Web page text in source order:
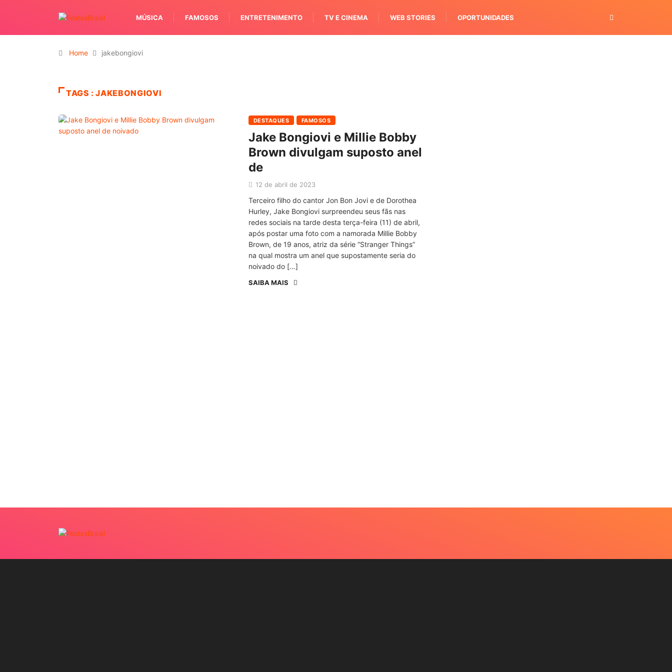
MÚSICA FAMOSOS ENTRETENIMENTO TV E CINEMA WEB STORIES OPORTUNIDADES
Home jakebongiovi
TAGS : JAKEBONGIOVI
DESTAQUES FAMOSOS
Jake Bongiovi e Millie Bobby
Brown divulgam suposto anel
de
12 de abril de 2023
Terceiro filho do cantor Jon Bon Jovi e de Dorothea
Hurley, Jake Bongiovi surpreendeu seus fãs nas
redes sociais na tarde desta terça-feira (11) de abril,
após postar uma foto com a namorada Millie Bobby
Brown, de 19 anos, atriz da série “Stranger Things”
na qual mostra um anel que supostamente seria do
noivado do […]
SAIBA MAIS